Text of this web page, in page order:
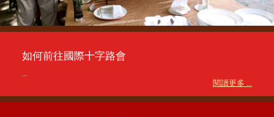
如何前往國際十字路會
...
閱讀更多 ...